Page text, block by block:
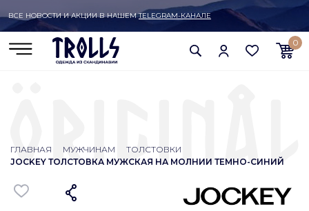
ВСЕ НОВОСТИ И АКЦИИ В НАШЕМTELEGRAM-КАНАЛЕ
0
ГЛАВНАЯ МУЖЧИНАМ
ТОЛСТОВКИ
JOCKEY ТОЛСТОВКА МУЖСКАЯ НА МОЛНИИ ТЕМНО-СИНИЙ